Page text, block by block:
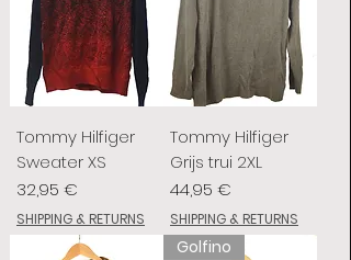
Tommy Hilfiger
Sweater XS
Preis
32,95 €
SHIPPING & RETURNS
Tommy Hilfiger
Grijs trui 2XL
Preis
44,95 €
SHIPPING & RETURNS
Golfino